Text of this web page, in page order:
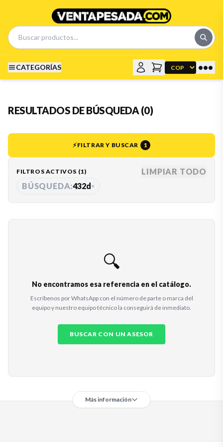
CATEGORÍAS •••
RESULTADOS DE BÚSQUEDA (0)
⚡FILTRAR Y BUSCAR 1
FILTROS ACTIVOS (1)
LIMPIAR TODO
BÚSQUEDA:432d×
🔍
No encontramos esa referencia en el catálogo.
Escríbenos por WhatsApp con el número de parte o marca del
equipo y nuestro equipo técnico la conseguirá de inmediato.
BUSCAR CON UN ASESOR
Más información